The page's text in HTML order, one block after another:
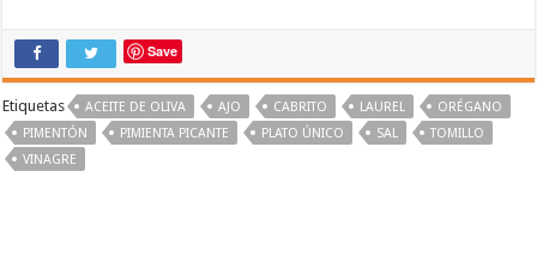
Save
Etiquetas ACEITE DE OLIVA AJO CABRITO LAUREL
ORÉGANO
PIMENTÓN
PIMIENTA PICANTE PLATO ÚNICO SAL
TOMILLO
VINAGRE